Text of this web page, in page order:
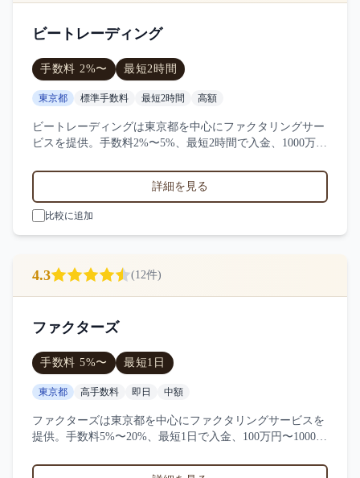
ビートレーディング
手数料 2%〜 最短2時間
東京都 標準手数料 最短2時間 高額
ビートレーディングは東京都を中心にファクタリングサー
ビスを提供。手数料2%〜5%、最短2時間で入金、1000万
実績。29件の口コミ・評判からビートレーディングの特徴
詳細を見る
比較に追加
4.3 (12件)
ファクターズ
手数料 5%〜 最短1日
東京都 高手数料 即日 中額
ファクターズは東京都を中心にファクタリングサービスを
提供。手数料5%〜20%、最短1日で入金、100万円〜1000万
績。12件の口コミ・評判からファクターズの特徴を比較で